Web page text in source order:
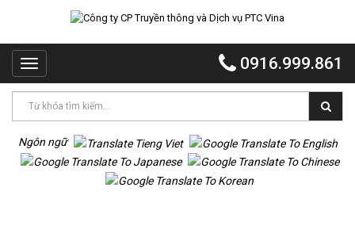
Toggle
navigation
0916.999.861
PTC
PTC
EVENT
PTC
Ngôn ngữ